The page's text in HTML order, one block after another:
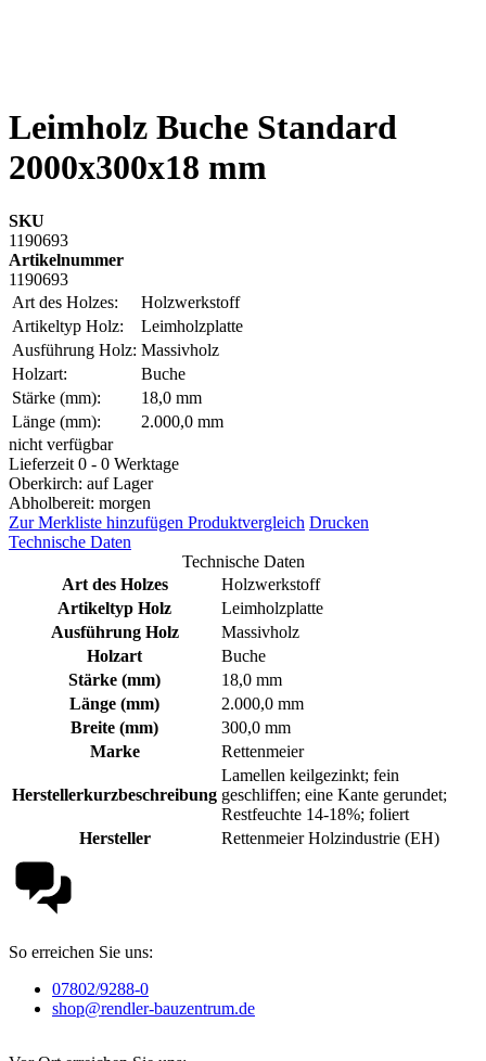
Leimholz Buche Standard
2000x300x18 mm
SKU
1190693
Artikelnummer
1190693
Art des Holzes:
Holzwerkstoff
Artikeltyp Holz:
Leimholzplatte
Ausführung Holz: Massivholz
Holzart:
Buche
Stärke (mm):
18,0 mm
Länge (mm):
2.000,0 mm
nicht verfügbar
Lieferzeit 0 - 0 Werktage
Oberkirch: auf Lager
Abholbereit: morgen
Zur Merkliste hinzufügen Produktvergleich Drucken
Technische Daten
Technische Daten
Art des Holzes
Holzwerkstoff
Artikeltyp Holz
Leimholzplatte
Ausführung Holz
Massivholz
Holzart
Buche
Stärke (mm)
18,0 mm
Länge (mm)
2.000,0 mm
Breite (mm)
300,0 mm
Marke
Rettenmeier
Herstellerkurzbeschreibung
Lamellen keilgezinkt; fein
geschliffen; eine Kante gerundet;
Restfeuchte 14-18%; foliert
Hersteller
Rettenmeier Holzindustrie (EH)
So erreichen Sie uns:
07802/9288-0
shop@rendler-bauzentrum.de